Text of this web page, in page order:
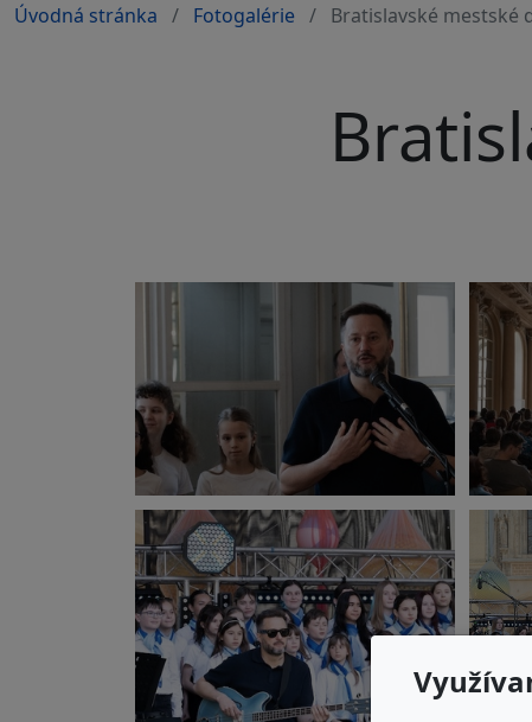
Úvodná stránka Fotogalérie Bratislavské mestské